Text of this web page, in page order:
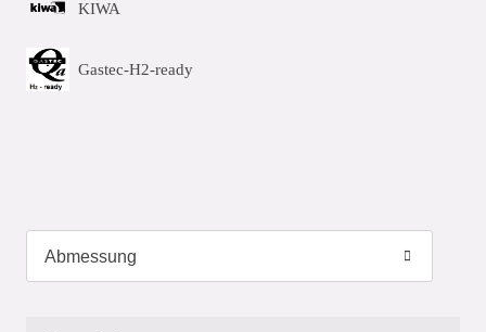
KIWA
Gastec-H2-ready